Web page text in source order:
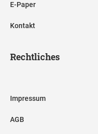
E-Paper
Kontakt
Rechtliches
Impressum
AGB